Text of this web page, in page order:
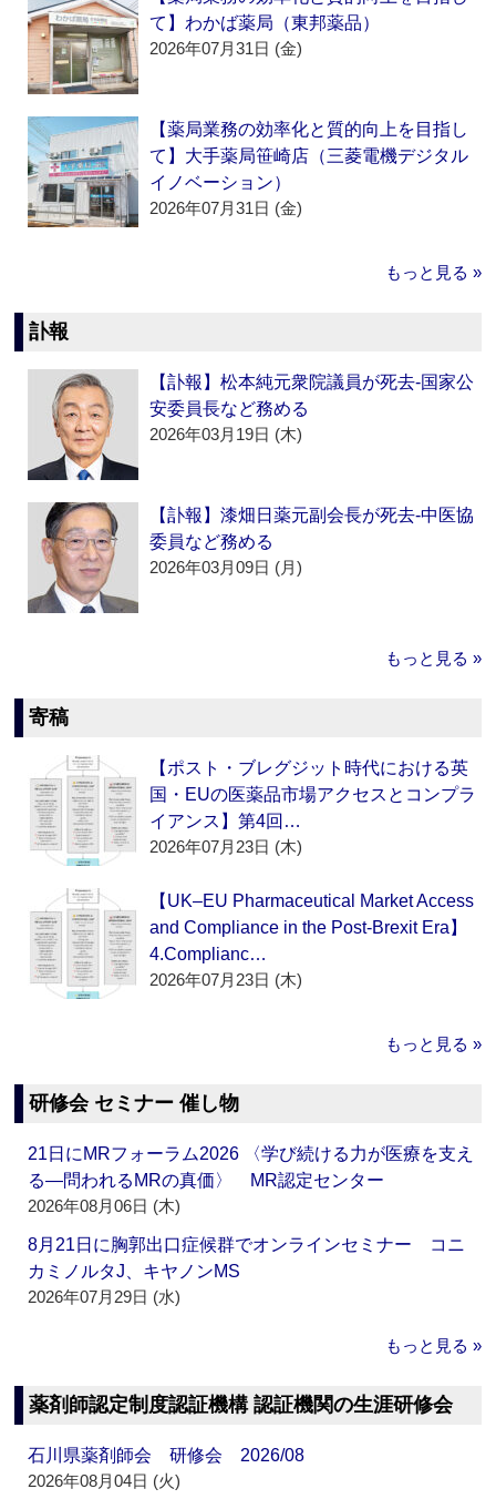
て】わかば薬局（東邦薬品）
2026年07月31日 (金)
【薬局業務の効率化と質的向上を目指し
て】大手薬局笹崎店（三菱電機デジタル
イノベーション）
2026年07月31日 (金)
もっと見る »
訃報
【訃報】松本純元衆院議員が死去‐国家公
安委員長など務める
2026年03月19日 (木)
【訃報】漆畑日薬元副会長が死去‐中医協
委員など務める
2026年03月09日 (月)
もっと見る »
寄稿
【ポスト・ブレグジット時代における英
国・EUの医薬品市場アクセスとコンプラ
イアンス】第4回…
2026年07月23日 (木)
【UK–EU Pharmaceutical Market Access
and Compliance in the Post-Brexit Era】
4.Complianc…
2026年07月23日 (木)
もっと見る »
研修会 セミナー 催し物
21日にMRフォーラム2026 〈学び続ける力が医療を支え
る―問われるMRの真価〉 MR認定センター
2026年08月06日 (木)
8月21日に胸郭出口症候群でオンラインセミナー コニ
カミノルタJ、キヤノンMS
2026年07月29日 (水)
もっと見る »
薬剤師認定制度認証機構 認証機関の生涯研修会
石川県薬剤師会 研修会 2026/08
2026年08月04日 (火)